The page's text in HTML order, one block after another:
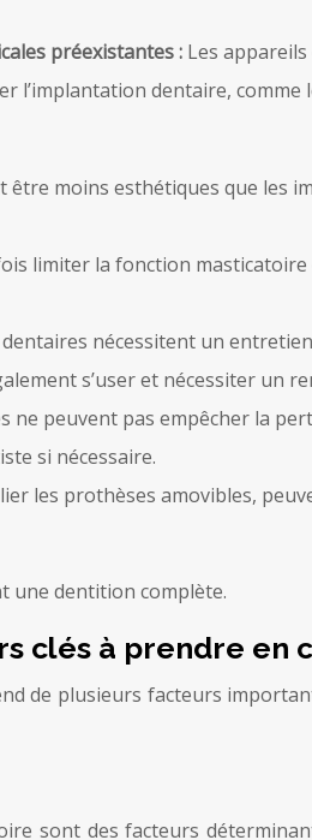
préexistantes : Les
dentaire, comme
être moins esthétiques que les
limiter la fonction
nécessitent un
s’user et nécessiter un
ne peuvent pas empêcher la
si nécessaire.
les prothèses amovibles,
une dentition complète.
clés à prendre en
de plusieurs facteurs
sont des facteurs